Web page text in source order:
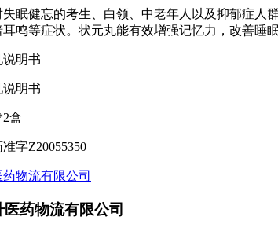
眠健忘的考生、白领、中老年人以及抑郁症人
鸣等症状。状元丸能有效增强记忆力，改善睡眠
说明书
说明书
盒
字Z20055350
物流有限公司
药物流有限公司